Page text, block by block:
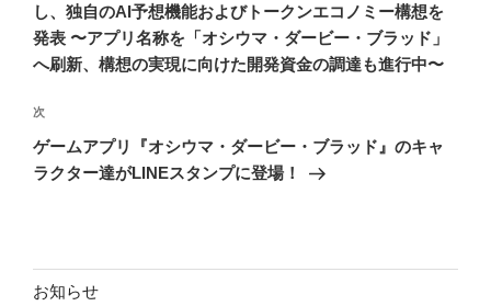
ビ
ゲ
シ
ョ
ン
投
稿
し、独自のAI予想機能およびトークンエコノミー構想を
発表 〜アプリ名称を「オシウマ・ダービー・ブラッド」
へ刷新、構想の実現に向けた開発資金の調達も進行中〜
次
の
投
次
ゲームアプリ『オシウマ・ダービー・ブラッド』のキャ
ラクター達がLINEスタンプに登場！
お知らせ